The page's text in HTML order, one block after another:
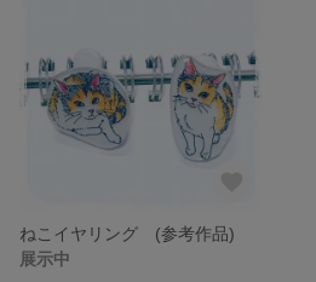
ねこイヤリング (参考作品)
展示中